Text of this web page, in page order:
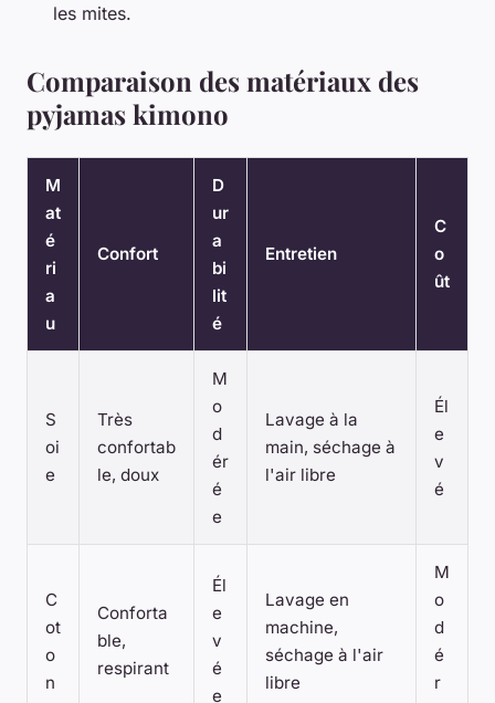
les mites.
Comparaison des matériaux des
pyjamas kimono
M
at
é
ri
a
u
Confort
D
ur
a
bi
lit
é
Entretien
C
o
ût
S
oi
e
Très
confortab
le, doux
M
o
d
ér
é
e
Lavage à la
main, séchage à
l'air libre
Él
e
v
é
C
ot
o
n
Conforta
ble,
respirant
Él
e
v
é
e
Lavage en
machine,
séchage à l'air
libre
M
o
d
é
r